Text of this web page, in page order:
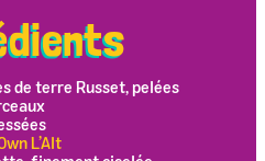
de terre Russet, pelées
L’Alt